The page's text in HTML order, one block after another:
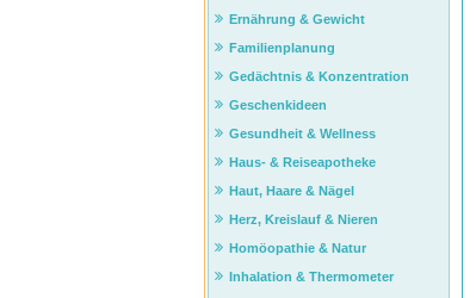
Ernährung & Gewicht
Familienplanung
Gedächtnis & Konzentration
Geschenkideen
Gesundheit & Wellness
Haus- & Reiseapotheke
Haut, Haare & Nägel
Herz, Kreislauf & Nieren
Homöopathie & Natur
Inhalation & Thermometer